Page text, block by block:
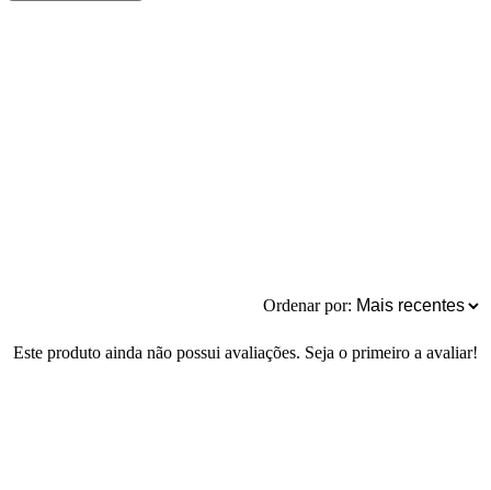
Ordenar por:
Este produto ainda não possui avaliações. Seja o primeiro a avaliar!